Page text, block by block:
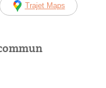
Trajet Maps